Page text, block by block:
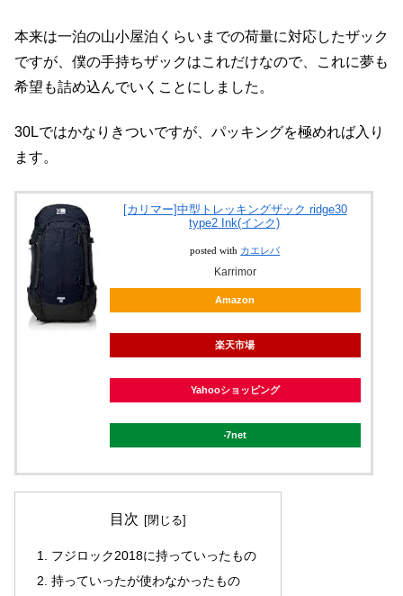
本来は一泊の山小屋泊くらいまでの荷量に対応したザック
ですが、僕の手持ちザックはこれだけなので、これに夢も
希望も詰め込んでいくことにしました。
30Lではかなりきついですが、パッキングを極めれば入り
ます。
[カリマー]中型トレッキングザック ridge30
type2 Ink(インク)
posted with カエレバ
Karrimor
Amazon
楽天市場
Yahooショッピング
7net
目次
フジロック2018に持っていったもの
持っていったが使わなかったもの